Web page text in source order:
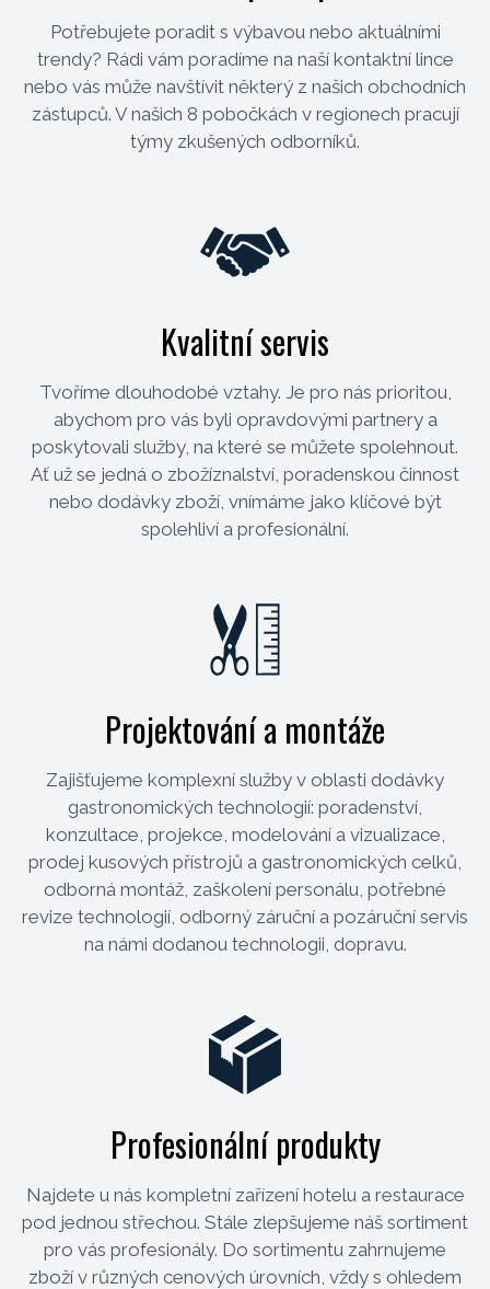
Potřebujete poradit s výbavou nebo aktuálními
trendy? Rádi vám poradíme na naší kontaktní lince
nebo vás může navštívit některý z našich obchodních
zástupců. V našich 8 pobočkách v regionech pracují
týmy zkušených odborníků.
Kvalitní servis
Tvoříme dlouhodobé vztahy. Je pro nás prioritou,
abychom pro vás byli opravdovými partnery a
poskytovali služby, na které se můžete spolehnout.
Ať už se jedná o zbožíznalství, poradenskou činnost
nebo dodávky zboží, vnímáme jako klíčové být
spolehliví a profesionální.
Projektování a montáže
Zajišťujeme komplexní služby v oblasti dodávky
gastronomických technologií: poradenství,
konzultace, projekce, modelování a vizualizace,
prodej kusových přístrojů a gastronomických celků,
odborná montáž, zaškolení personálu, potřebné
revize technologií, odborný záruční a pozáruční servis
na námi dodanou technologii, dopravu.
Profesionální produkty
Najdete u nás kompletní zařízení hotelu a restaurace
pod jednou střechou. Stále zlepšujeme náš sortiment
pro vás profesionály. Do sortimentu zahrnujeme
zboží v různých cenových úrovních, vždy s ohledem